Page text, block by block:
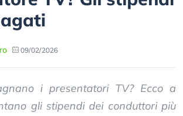
09/02/2026
i presentatori TV? Ecco a
gli stipendi dei conduttori più